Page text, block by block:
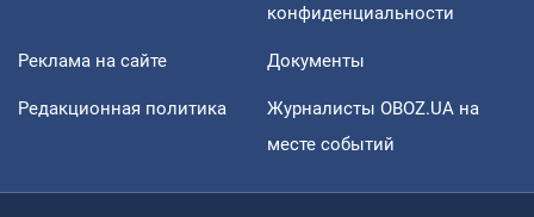
конфиденциальности
Реклама на сайте Документы
Редакционная политика
Журналисты OBOZ.UA на
месте событий